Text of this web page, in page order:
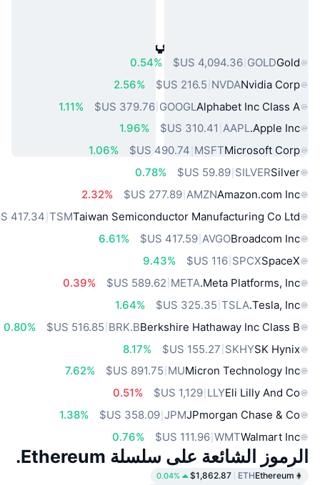
أصول العالم الحقيقي الشائعة
Gold
GOLD
‏‏4,094.36 US$
0.54%
Nvidia Corp
NVDA
2.56%
Alphabet Inc Class A
GOOGL
‏379.76 US$
1.11%
Apple Inc.
AAPL
1.96%
Microsoft Corp
MSFT
1.06%
Silver
SILVER
‏59.89 US$
0.78%
Amazon.com Inc
AMZN
‏277.89 US$
2.32%
Taiwan Semiconductor Manufacturing Co Ltd
TSM
Broadcom Inc
AVGO
‏417.59 US$
6.61%
SpaceX
SPCX
‏116 US$
9.43%
Meta Platforms, Inc.
META
0.39%
Tesla, Inc.
TSLA
1.64%
Berkshire Hathaway Inc Class B
BRK.B
0.80%
SK Hynix
SKHY
8.17%
Micron Technology Inc
MU
7.62%
Eli Lilly And Co
LLY
‏‏1,129 US$
0.51%
JPmorgan Chase & Co
JPM
‏358.09 US$
1.38%
Walmart Inc
WMT
‏111.96 US$
0.76%
الرموز الشائعة على سلسلة Ethereum.
Ethereum
ETH
$1,862.87
0.04%